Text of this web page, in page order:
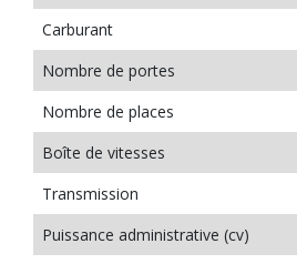
Carburant
Nombre de portes
Nombre de places
Boîte de vitesses
Transmission
Puissance administrative (cv)